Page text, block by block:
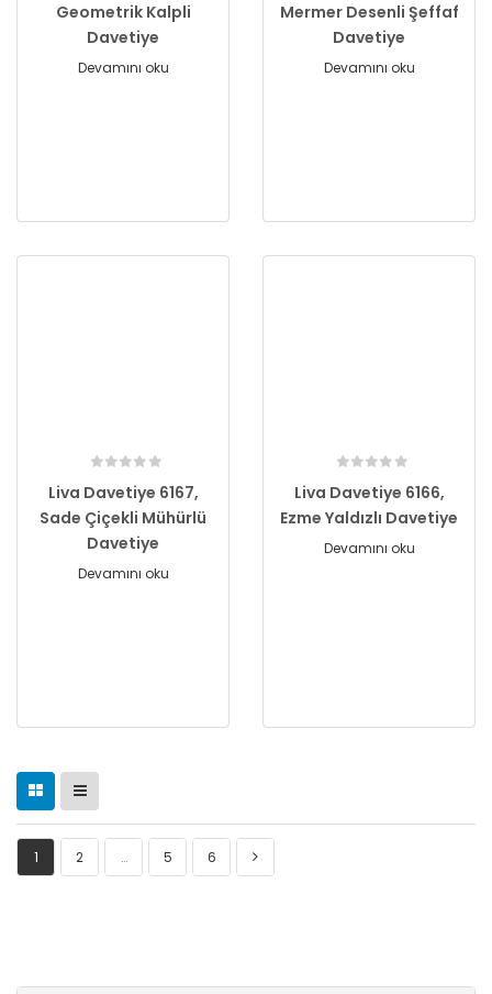
Geometrik Kalpli
Davetiye
Devamını oku
Mermer Desenli Şeffaf
Davetiye
Devamını oku
Liva Davetiye 6167,
Sade Çiçekli Mühürlü
Davetiye
Devamını oku
Liva Davetiye 6166,
Ezme Yaldızlı Davetiye
Devamını oku
1 2 … 5 6